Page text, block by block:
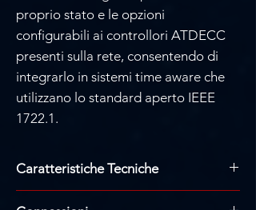
proprio stato e le opzioni
configurabili ai controllori ATDECC
presenti sulla rete, consentendo di
integrarlo in sistemi time aware che
utilizzano lo standard aperto IEEE
1722.1.
Caratteristiche Tecniche